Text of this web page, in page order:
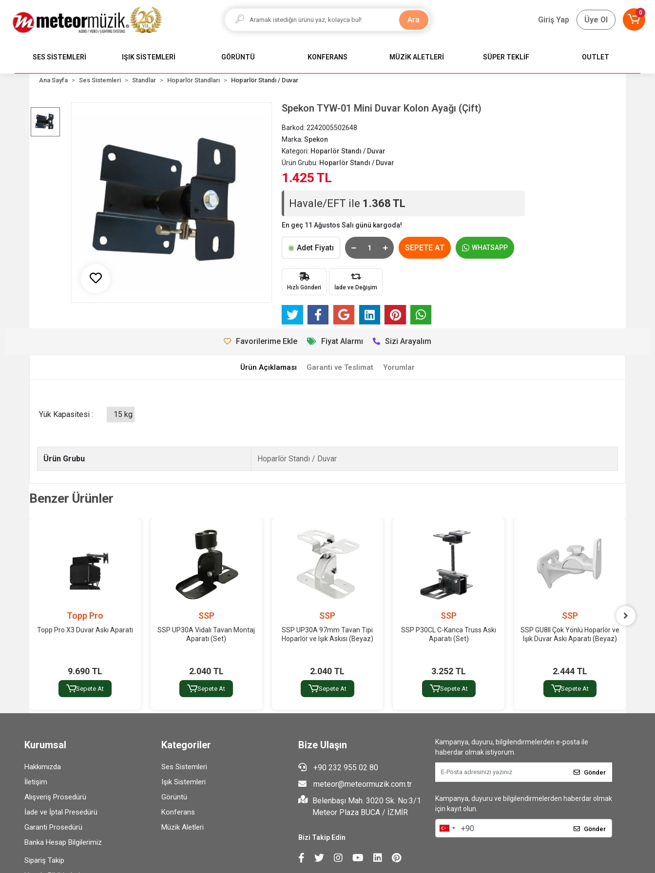
Ara Giriş Yap Üye Ol
0
SES SİSTEMLERİ IŞIK SİSTEMLERİ GÖRÜNTÜ KONFERANS MÜZİK ALETLERİ SÜPER TEKLİF OUTLET
Ana Sayfa Ses Sistemleri Standlar Hoparlör Standları Hoparlör Standı / Duvar
Spekon TYW-01 Mini Duvar Kolon Ayağı (Çift)
Barkod:2242005502648
Marka:Spekon
Kategori: Hoparlör Standı / Duvar
Ürün Grubu: Hoparlör Standı / Duvar
1.425 TL
Havale/EFT ile 1.368 TL
En geç 11 Ağustos Salı günü kargoda!
Adet Fiyatı SEPETE AT WHATSAPP
Hızlı Gönderi İade ve Değişim
Favorilerime Ekle Fiyat Alarmı Sizi Arayalım
Ürün Açıklaması Garanti ve Teslimat Yorumlar
Yük Kapasitesi : 15 kg
Ürün Grubu Hoparlör Standı / Duvar
Benzer Ürünler
Topp Pro
Topp Pro X3 Duvar Askı Aparatı
9.690 TL
Sepete At
SSP
SSP UP30A Vidalı Tavan Montaj
Aparatı (Set)
2.040 TL
Sepete At
SSP
SSP UP30A 97mm Tavan Tipi
Hoparlör ve Işık Askısı (Beyaz)
2.040 TL
Sepete At
SSP
SSP P30CL C-Kanca Truss Askı
Aparatı (Set)
3.252 TL
Sepete At
SSP
SSP GU8II Çok Yönlü Hoparlör ve
Işık Duvar Askı Aparatı (Beyaz)
2.444 TL
Sepete At
Kurumsal
Hakkımızda
İletişim
Alışveriş Prosedürü
İade ve İptal Presedürü
Garanti Prosedürü
Banka Hesap Bilgilerimiz
Sipariş Takip
Kategoriler
Ses Sistemleri
Işık Sistemleri
Görüntü
Konferans
Müzik Aletleri
Bize Ulaşın
+90 232 955 02 80
meteor@meteormuzik.com.tr
Belenbaşı Mah. 3020 Sk. No:3/1
Meteor Plaza BUCA / İZMİR
Bizi Takip Edin
Kampanya, duyuru, bilgilendirmelerden e-posta ile
haberdar olmak istiyorum.
Gönder
Kampanya, duyuru ve bilgilendirmelerden haberdar olmak
için kayıt olun.
Gönder